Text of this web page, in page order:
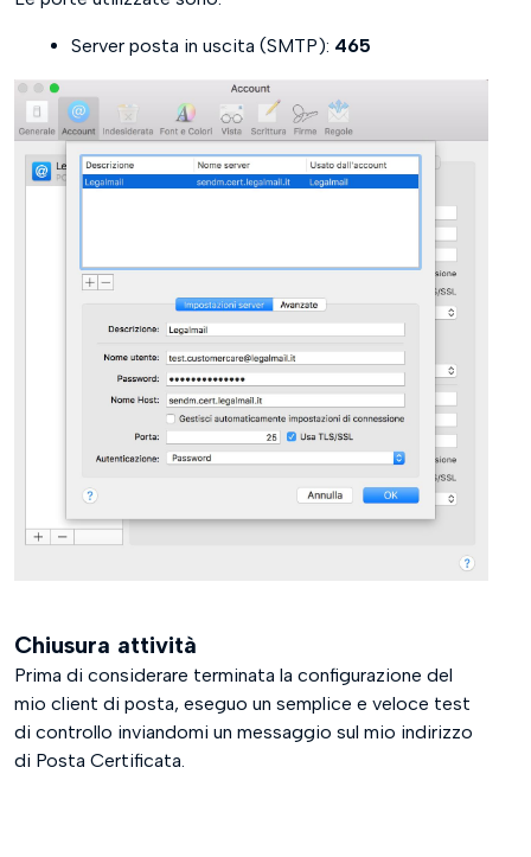
Server posta in uscita (SMTP): 465
Chiusura attività
Prima di considerare terminata la configurazione del
mio client di posta, eseguo un semplice e veloce test
di controllo inviandomi un messaggio sul mio indirizzo
di Posta Certificata.